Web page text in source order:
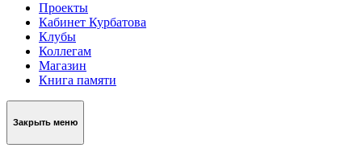
Проекты
Кабинет Курбатова
Клубы
Коллегам
Магазин
Книга памяти
Закрыть меню